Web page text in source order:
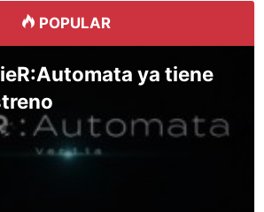
POPULAR
ya tiene